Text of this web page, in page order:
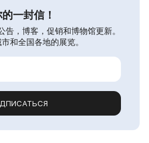
一封信！
告，博客，促销和博物馆更新。
和全国各地的展览。